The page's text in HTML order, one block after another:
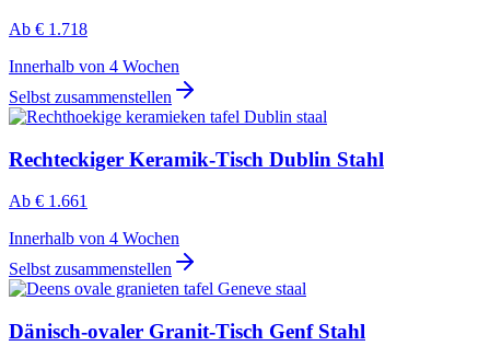
Ab € 1.718
Innerhalb von 4 Wochen
Selbst zusammenstellen
Rechteckiger Keramik-Tisch Dublin Stahl
Ab € 1.661
Innerhalb von 4 Wochen
Selbst zusammenstellen
Dänisch-ovaler Granit-Tisch Genf Stahl